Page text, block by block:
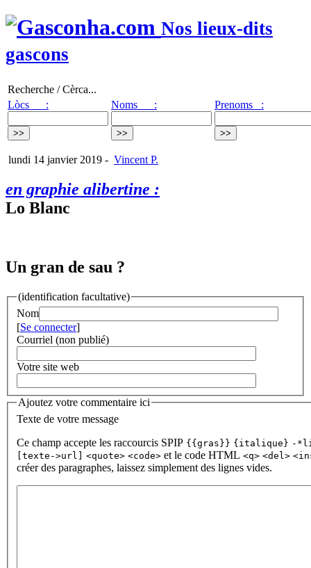
Nos lieux-dits
gascons
Recherche / Cèrca...
Lòcs :
Noms : Prenoms :
lundi 14 janvier 2019 - Vincent P.
en graphie alibertine :
Lo Blanc
Un gran de sau ?
(identification facultative)
Nom
[Se connecter]
Courriel (non publié)
Votre site web
Ajoutez votre commentaire ici
Texte de votre message
Ce champ accepte les raccourcis SPIP {{gras}} {italique} -
[texte->url] <quote> <code> et le code HTML <q> <del>
créer des paragraphes, laissez simplement des lignes vides.